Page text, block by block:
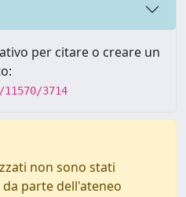
per citare o creare un
3714
non sono stati
parte dell'ateneo